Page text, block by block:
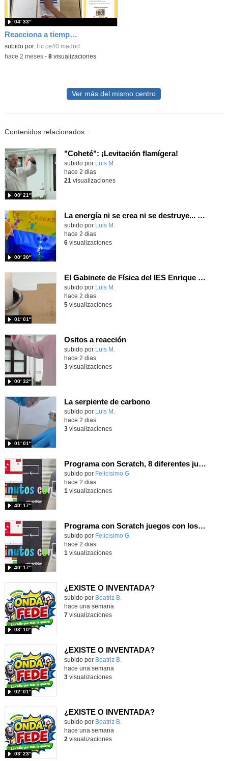
Reacciona a tiempo: programación y reflejos con Micro:bit
subido por Tic ce40 madrid
04′ 33″
-hace 2 meses- 8visualizaciones
Ver más del mismo centro
Contenidos relacionados:
"Coheté": ¡Levitación flamígera!
Contenido educativo.
subido por Luis M.
00′ 21″
hace 2 dias
21 visualizaciones
La energía ni se crea ni se destruye... ¡se experimenta! El Tierno en la Feria Madrid es Ciencia 2026
Contenido educativo.
subido por Luis M.
00′ 30″
hace 2 dias
6visualizaciones
El Gabinete de Física del IES Enrique Tierno Galván de Parla (Curso 25-26)
Contenido educativo.
subido por Luis M.
01′ 01″
hace 2 dias
5visualizaciones
Ositos a reacción
Contenido educativo.
subido por Luis M.
00′ 32″
hace 2 dias
3visualizaciones
La serpiente de carbono
Contenido educativo.
subido por Luis M.
01′ 01″
hace 2 dias
3visualizaciones
Programa con Scratch, 8 diferentes juegos para vivir la emoción de los partidos de España en el mundial 2026
Contenido educativo.
subido por Felicisimo G.
40′ 17″
hace 2 dias
1 visualizaciones
Programa con Scratch juegos con los partidos del mundial 2026 ganados por España
Contenido educativo.
subido por Felicisimo G.
40′ 17″
hace 2 dias
1 visualizaciones
¿EXISTE O INVENTADA?
Contenido educativo.
subido por Beatriz B.
03′ 10″
hace una semana
7visualizaciones
¿EXISTE O INVENTADA?
Contenido educativo.
subido por Beatriz B.
02′ 01″
hace una semana
3visualizaciones
¿EXISTE O INVENTADA?
Contenido educativo.
subido por Beatriz B.
03′ 23″
hace una semana
2 visualizaciones